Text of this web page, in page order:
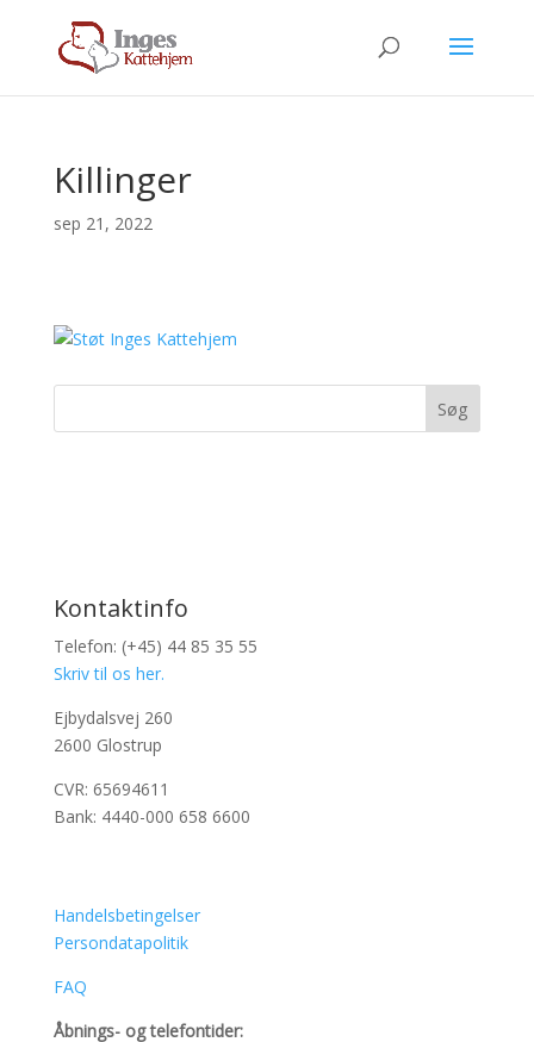
Killinger
sep 21, 2022
Kontaktinfo
Telefon: (+45) 44 85 35 55
Skriv til os her.
Ejbydalsvej 260
2600 Glostrup
CVR: 65694611
Bank: 4440-000 658 6600
Handelsbetingelser
Persondatapolitik
FAQ
Åbnings- og telefontider: